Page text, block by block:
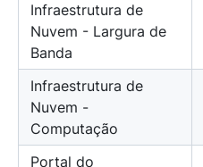
Infraestrutura de
Nuvem - Largura de
Banda
Infraestrutura de
Nuvem -
Computação
Portal do